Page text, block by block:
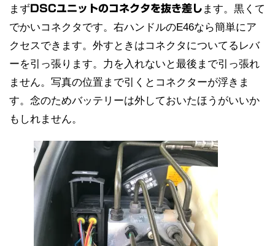
まずDSCユニットのコネクタを抜き差し ます。黒くて
でかいコネクタです。右ハンドルのE46なら簡単にア
クセスできます。外すときはコネクタについてるレバ
ーを引っ張ります。力を入れないと最後まで引っ張れ
ません。写真の位置まで引くとコネクターが浮きま
す。念のためバッテリーは外しておいたほうがいいか
もしれません。